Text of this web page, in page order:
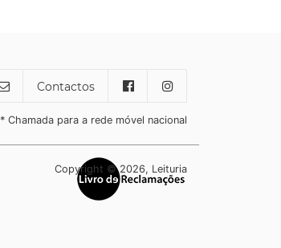
Contactos
* Chamada para a rede móvel nacional
Copyright © 2026, Leituria